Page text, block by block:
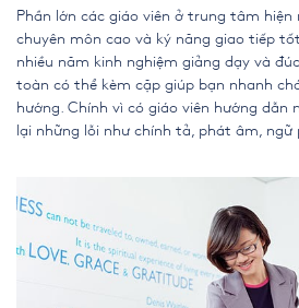
Phần lớn các giáo viên ở trung tâm hiện
chuyên môn cao và ký năng giao tiếp
nhiều năm kinh nghiệm giảng dạy và
toàn có thể kèm cặp giúp bạn nhanh
hướng. Chính vì có giáo viên hướng dẫn
lại những lỗi như chính tả, phát âm, ngữ